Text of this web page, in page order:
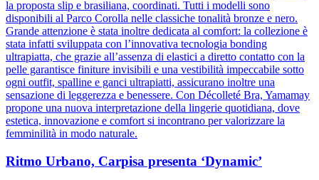
la proposta slip e brasiliana, coordinati. Tutti i modelli sono
disponibili al Parco Corolla nelle classiche tonalità bronze e nero.
Grande attenzione è stata inoltre dedicata al comfort: la collezione è
stata infatti sviluppata con l’innovativa tecnologia bonding
ultrapiatta, che grazie all’assenza di elastici a diretto contatto con la
pelle garantisce finiture invisibili e una vestibilità impeccabile sotto
ogni outfit, spalline e ganci ultrapiatti, assicurano inoltre una
sensazione di leggerezza e benessere. Con Décolleté Bra, Yamamay
propone una nuova interpretazione della lingerie quotidiana, dove
estetica, innovazione e comfort si incontrano per valorizzare la
femminilità in modo naturale.
Ritmo Urbano, Carpisa presenta ‘Dynamic’